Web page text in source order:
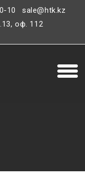
10
sale@htk.kz
оф. 112